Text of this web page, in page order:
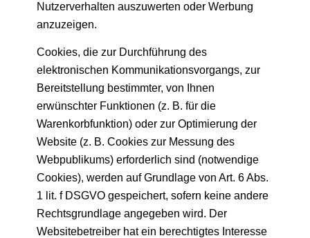
Nutzerverhalten auszuwerten oder Werbung
anzuzeigen.
Cookies, die zur Durchführung des
elektronischen Kommunikationsvorgangs, zur
Bereitstellung bestimmter, von Ihnen
erwünschter Funktionen (z. B. für die
Warenkorbfunktion) oder zur Optimierung der
Website (z. B. Cookies zur Messung des
Webpublikums) erforderlich sind (notwendige
Cookies), werden auf Grundlage von Art. 6 Abs.
1 lit. f DSGVO gespeichert, sofern keine andere
Rechtsgrundlage angegeben wird. Der
Websitebetreiber hat ein berechtigtes Interesse